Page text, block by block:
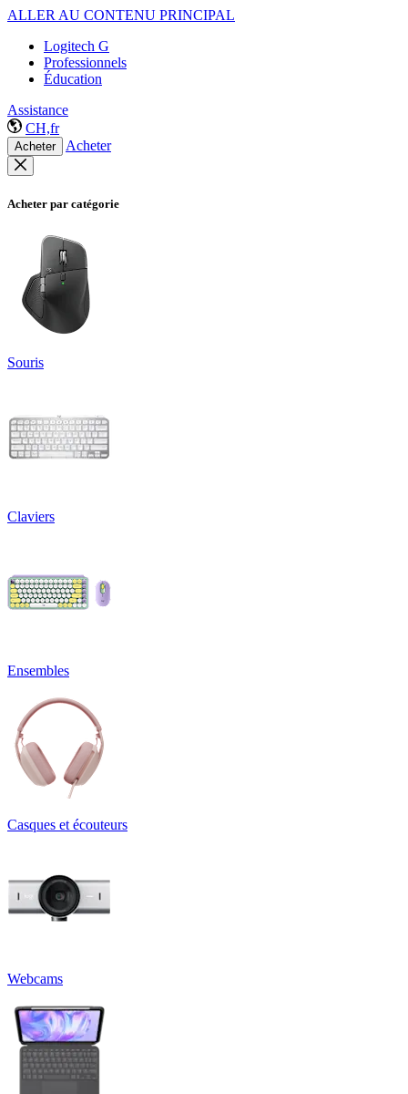
ALLER AU CONTENU PRINCIPAL
Logitech G
Professionnels
Éducation
Assistance
CH,fr
Acheter Acheter
Acheter par catégorie
Souris
Claviers
Ensembles
Casques et écouteurs
Webcams